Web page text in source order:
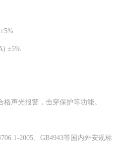
±5%
声光报警，击穿保护等功能。
2005、GB4943等国内外安规标